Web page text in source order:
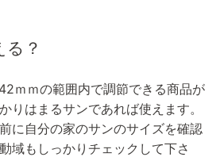
る？
ｍｍの範囲内で調節できる商品が
りはまるサンであれば使えます。
に自分の家のサンのサイズを確認
域もしっかりチェックして下さ